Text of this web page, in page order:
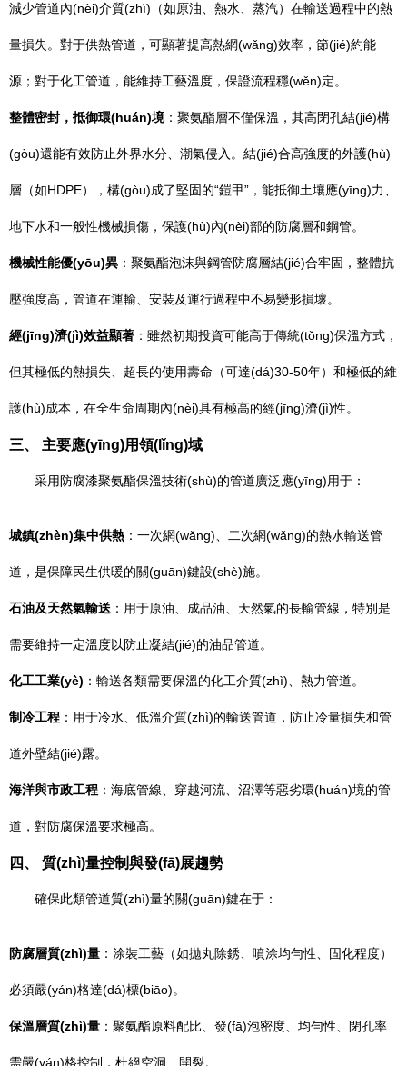
減少管道內(nèi)介質(zhì)（如原油、熱水、蒸汽）在輸送過程中的熱
量損失。對于供熱管道，可顯著提高熱網(wǎng)效率，節(jié)約能
源；對于化工管道，能維持工藝溫度，保證流程穩(wěn)定。
整體密封，抵御環(huán)境：聚氨酯層不僅保溫，其高閉孔結(jié)構
(gòu)還能有效防止外界水分、潮氣侵入。結(jié)合高強度的外護(hù)
層（如HDPE），構(gòu)成了堅固的“鎧甲”，能抵御土壤應(yīng)力、
地下水和一般性機械損傷，保護(hù)內(nèi)部的防腐層和鋼管。
機械性能優(yōu)異 ：聚氨酯泡沫與鋼管防腐層結(jié)合牢固，整體抗
壓強度高，管道在運輸、安裝及運行過程中不易變形損壞。
經(jīng)濟(jì)效益顯著 ：雖然初期投資可能高于傳統(tǒng)保溫方式，
但其極低的熱損失、超長的使用壽命（可達(dá)30-50年）和極低的維
護(hù)成本，在全生命周期內(nèi)具有極高的經(jīng)濟(jì)性。
三、 主要應(yīng)用領(lǐng)域
采用防腐漆聚氨酯保溫技術(shù)的管道廣泛應(yīng)用于：
城鎮(zhèn)集中供熱 ：一次網(wǎng)、二次網(wǎng)的熱水輸送管
道，是保障民生供暖的關(guān)鍵設(shè)施。
石油及天然氣輸送 ：用于原油、成品油、天然氣的長輸管線，特別是
需要維持一定溫度以防止凝結(jié)的油品管道。
化工工業(yè) ：輸送各類需要保溫的化工介質(zhì)、熱力管道。
制冷工程 ：用于冷水、低溫介質(zhì)的輸送管道，防止冷量損失和管
道外壁結(jié)露。
海洋與市政工程 ：海底管線、穿越河流、沼澤等惡劣環(huán)境的管
道，對防腐保溫要求極高。
四、 質(zhì)量控制與發(fā)展趨勢
確保此類管道質(zhì)量的關(guān)鍵在于：
防腐層質(zhì)量 ：涂裝工藝（如拋丸除銹、噴涂均勻性、固化程度）
必須嚴(yán)格達(dá)標(biāo)。
保溫層質(zhì)量 ：聚氨酯原料配比、發(fā)泡密度、均勻性、閉孔率
需嚴(yán)格控制，杜絕空洞、開裂。